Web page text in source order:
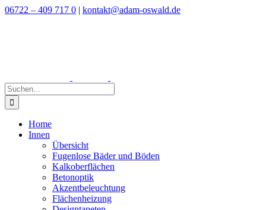
Zum
06722 – 409 717 0 | kontakt@adam-oswald.de
Suche
nach:
Home
Innen
Übersicht
Fugenlose Bäder und Böden
Kalkoberflächen
Betonoptik
Akzentbeleuchtung
Flächenheizung